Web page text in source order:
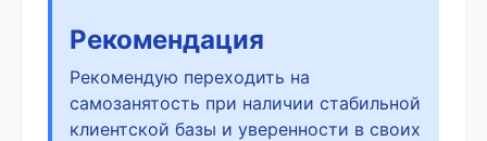
Рекомендация
Рекомендую переходить на
самозанятость при наличии стабильной
клиентской базы и уверенности в своих